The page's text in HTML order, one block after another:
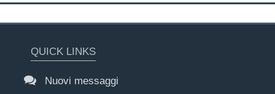
QUICK LINKS
Nuovi messaggi